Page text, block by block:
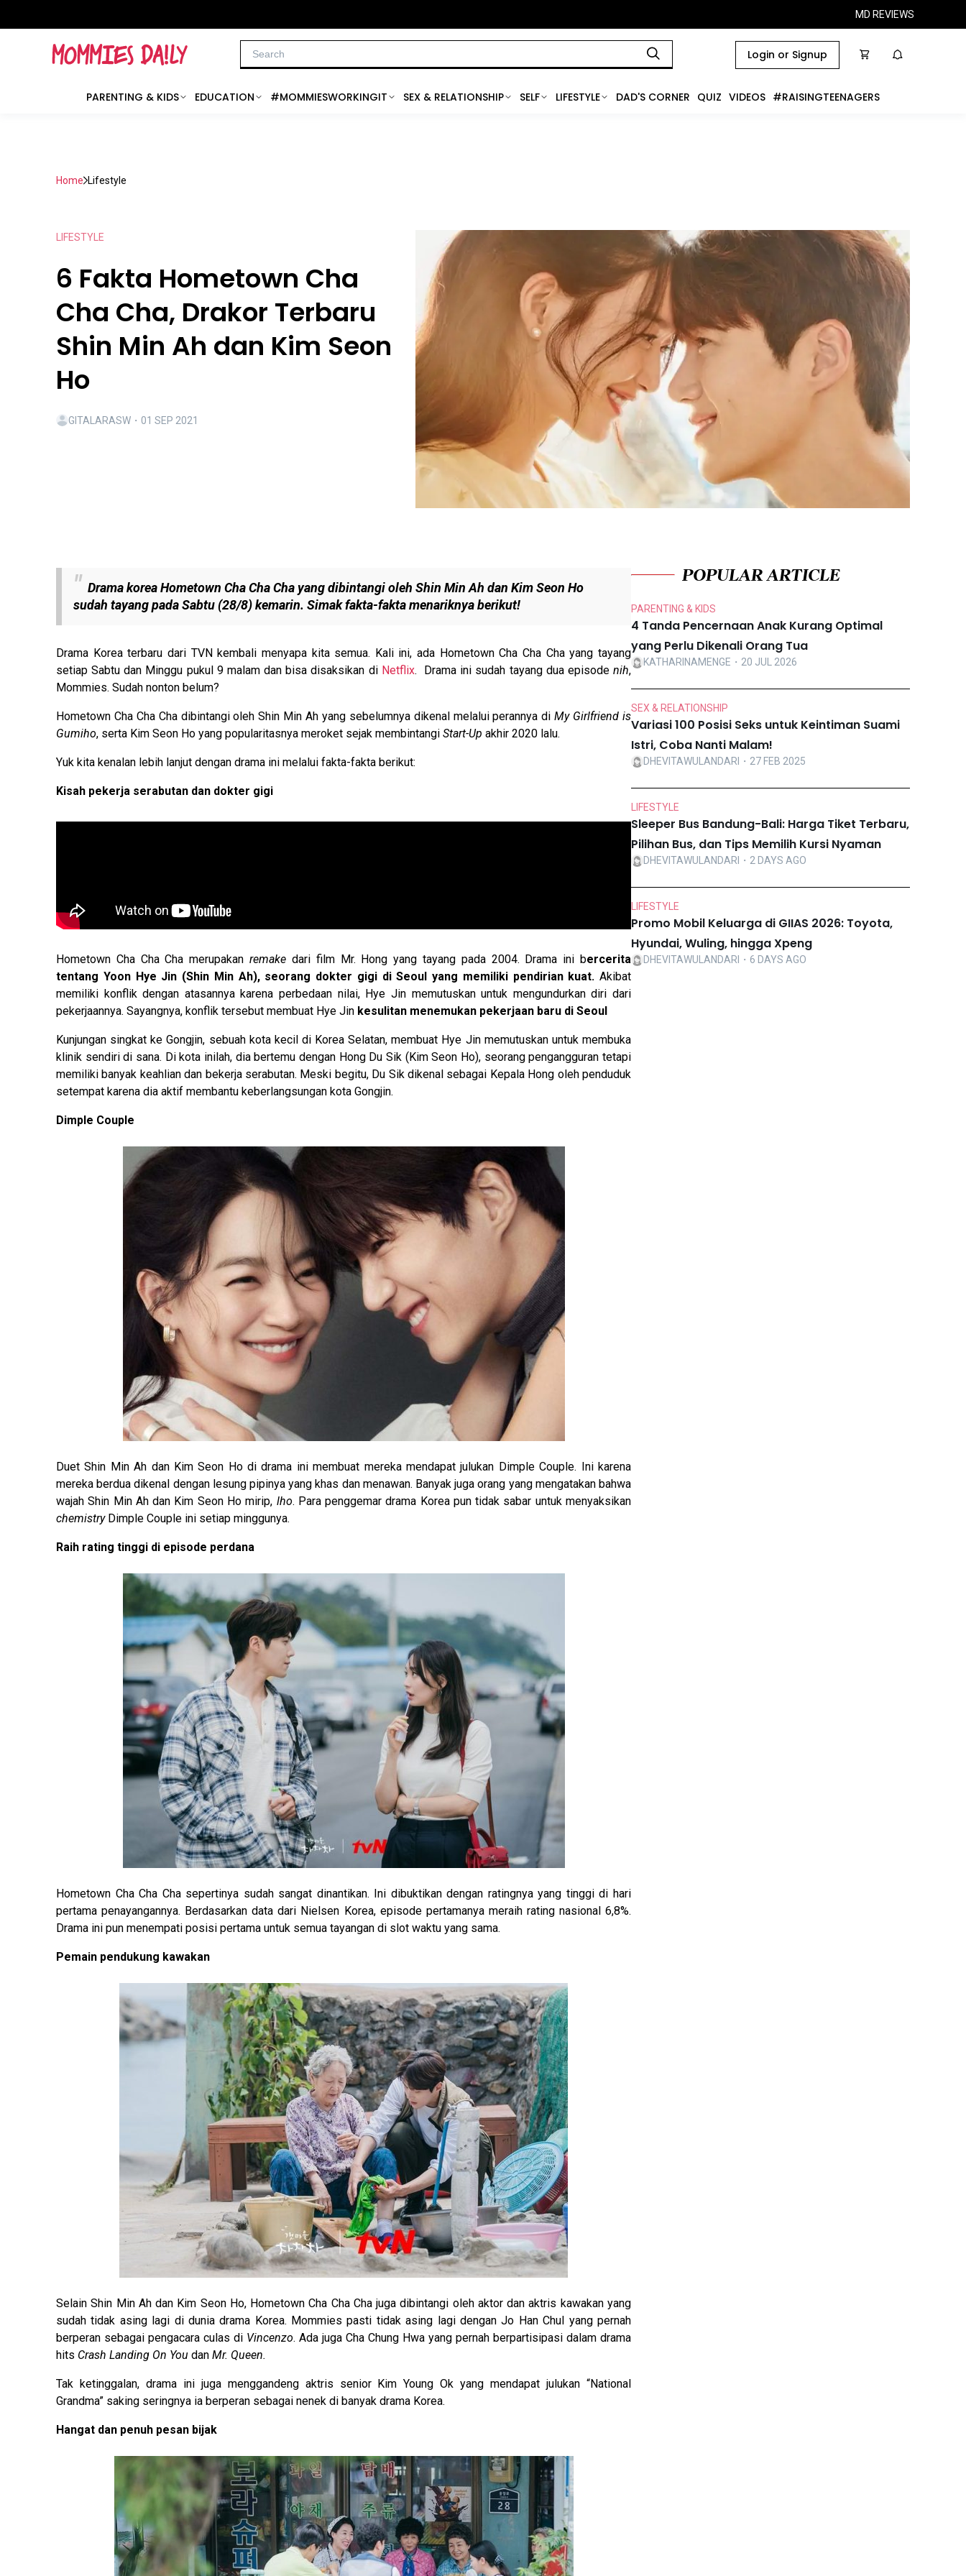
MD REVIEWS
Login or Signup
PARENTING & KIDS EDUCATION #MOMMIESWORKINGIT SEX & RELATIONSHIP SELF LIFESTYLE DAD'S CORNER QUIZ VIDEOS #RAISINGTEENAGERS
Home Lifestyle
LIFESTYLE
6 Fakta Hometown Cha
Cha Cha, Drakor Terbaru
Shin Min Ah dan Kim Seon
Ho
GITALARASW ・ 01 SEP 2021
Drama korea Hometown Cha Cha Cha yang dibintangi oleh Shin Min Ah dan Kim Seon Ho
sudah tayang pada Sabtu (28/8) kemarin. Simak fakta-fakta menariknya berikut!
Drama Korea terbaru dari TVN kembali menyapa kita semua. Kali ini, ada Hometown Cha Cha Cha yang tayang
setiap Sabtu dan Minggu pukul 9 malam dan bisa disaksikan di Netflix. Drama ini sudah tayang dua episodenih,
Mommies. Sudah nonton belum?
Hometown Cha Cha Cha dibintangi oleh Shin Min Ah yang sebelumnya dikenal melalui perannya diMy Girlfriend is
Gumiho, serta Kim Seon Ho yang popularitasnya meroket sejak membintangi Start-Up akhir 2020 lalu.
Yuk kita kenalan lebih lanjut dengan drama ini melalui fakta-fakta berikut:
Kisah pekerja serabutan dan dokter gigi
Hometown Cha Cha Cha merupakanremake dari film Mr. Hong yang tayang pada 2004. Drama ini bercerita
tentang Yoon Hye Jin (Shin Min Ah), seorang dokter gigi di Seoul yang memiliki pendirian kuat. Akibat
memiliki konflik dengan atasannya karena perbedaan nilai, Hye Jin memutuskan untuk mengundurkan diri dari
pekerjaannya. Sayangnya, konflik tersebut membuat Hye Jin kesulitan menemukan pekerjaan baru di Seoul
Kunjungan singkat ke Gongjin, sebuah kota kecil di Korea Selatan, membuat Hye Jin memutuskan untuk membuka
klinik sendiri di sana. Di kota inilah, dia bertemu dengan Hong Du Sik (Kim Seon Ho), seorang pengangguran tetapi
memiliki banyak keahlian dan bekerja serabutan. Meski begitu, Du Sik dikenal sebagai Kepala Hong oleh penduduk
setempat karena dia aktif membantu keberlangsungan kota Gongjin.
Dimple Couple
Duet Shin Min Ah dan Kim Seon Ho di drama ini membuat mereka mendapat julukan Dimple Couple. Ini karena
mereka berdua dikenal dengan lesung pipinya yang khas dan menawan. Banyak juga orang yang mengatakan bahwa
wajah Shin Min Ah dan Kim Seon Ho mirip, lho. Para penggemar drama Korea pun tidak sabar untuk menyaksikan
chemistryDimple Couple ini setiap minggunya.
Raih rating tinggi di episode perdana
Hometown Cha Cha Cha sepertinya sudah sangat dinantikan. Ini dibuktikan dengan ratingnya yang tinggi di hari
pertama penayangannya. Berdasarkan data dari Nielsen Korea, episode pertamanya meraih rating nasional 6,8%.
Drama ini pun menempati posisi pertama untuk semua tayangan di slot waktu yang sama.
Pemain pendukung kawakan
Selain Shin Min Ah dan Kim Seon Ho, Hometown Cha Cha Cha juga dibintangi oleh aktor dan aktris kawakan yang
sudah tidak asing lagi di dunia drama Korea. Mommies pasti tidak asing lagi dengan Jo Han Chul yang pernah
berperan sebagai pengacara culas di Vincenzo. Ada juga Cha Chung Hwa yang pernah berpartisipasi dalam drama
hits Crash Landing On You dan Mr. Queen.
Tak ketinggalan, drama ini juga menggandeng aktris senior Kim Young Ok yang mendapat julukan “National
Grandma” saking seringnya ia berperan sebagai nenek di banyak drama Korea.
Hangat dan penuh pesan bijak
POPULAR ARTICLE
PARENTING & KIDS
4 Tanda Pencernaan Anak Kurang Optimal
yang Perlu Dikenali Orang Tua
KATHARINAMENGE ・20 JUL 2026
SEX & RELATIONSHIP
Variasi 100 Posisi Seks untuk Keintiman Suami
Istri, Coba Nanti Malam!
DHEVITAWULANDARI ・27 FEB 2025
LIFESTYLE
Sleeper Bus Bandung-Bali: Harga Tiket Terbaru,
Pilihan Bus, dan Tips Memilih Kursi Nyaman
DHEVITAWULANDARI ・2 DAYS AGO
LIFESTYLE
Promo Mobil Keluarga di GIIAS 2026: Toyota,
Hyundai, Wuling, hingga Xpeng
DHEVITAWULANDARI ・6 DAYS AGO